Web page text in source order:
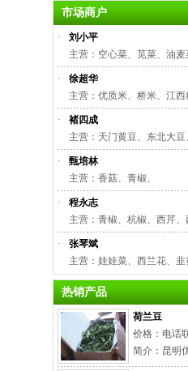
市场商户
·
刘小平
主营：空心菜、苋菜、油麦
·
徐超华
主营：优质米、桥米、江西
·
褚四成
主营：天门黄豆、东北大
·
甄培林
主营：香菇、青椒、
·
程永志
主营：青椒、杭椒、西芹
·
张琴斌
主营：娃娃菜、西兰花、
热销产品
荷兰豆
价格：电话
简介：昆明